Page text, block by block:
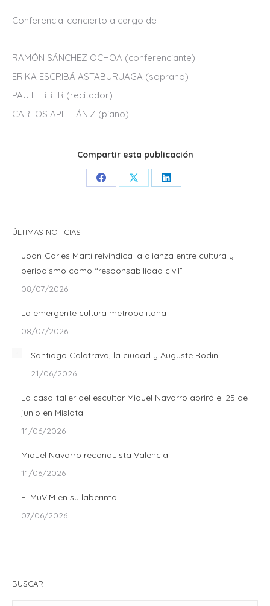
Conferencia-concierto a cargo de
RAMÓN SÁNCHEZ OCHOA (conferenciante)
ERIKA ESCRIBÁ ASTABURUAGA (soprano)
PAU FERRER (recitador)
CARLOS APELLÁNIZ (piano)
Compartir esta publicación
Share Share Share
ÚLTIMAS NOTICIAS
Joan-Carles Martí reivindica la alianza entre cultura y
periodismo como “responsabilidad civil”
08/07/2026
La emergente cultura metropolitana
08/07/2026
Santiago Calatrava, la ciudad y Auguste Rodin
21/06/2026
La casa-taller del escultor Miquel Navarro abrirá el 25 de
junio en Mislata
11/06/2026
Miquel Navarro reconquista Valencia
11/06/2026
El MuVIM en su laberinto
07/06/2026
BUSCAR